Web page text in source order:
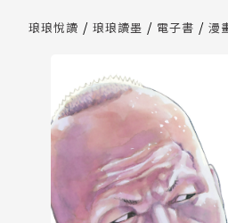
【公告】琅琅讀
琅琅悅讀 琅琅讀墨 電子書 漫